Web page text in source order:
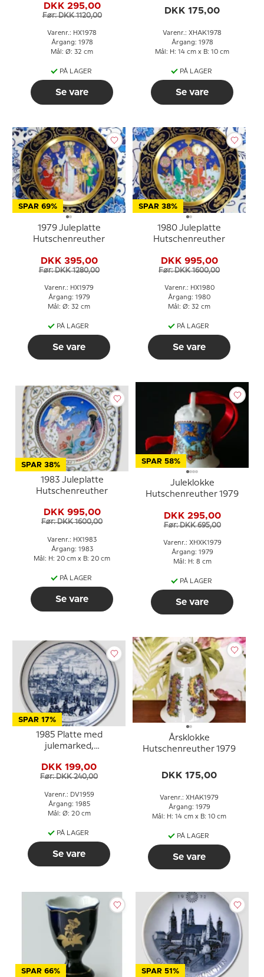
DKK 295,00
Før: DKK 1120,00
Varenr.: HX1978
Årgang: 1978
Mål: Ø: 32 cm
PÅ LAGER
Se vare
DKK 175,00
Varenr.: XHAK1978
Årgang: 1978
Mål: H: 14 cm x B: 10 cm
PÅ LAGER
Se vare
SPAR 69%
1979 Juleplatte
Hutschenreuther
DKK 395,00
Før: DKK 1280,00
Varenr.: HX1979
Årgang: 1979
Mål: Ø: 32 cm
PÅ LAGER
Se vare
SPAR 38%
1980 Juleplatte
Hutschenreuther
DKK 995,00
Før: DKK 1600,00
Varenr.: HX1980
Årgang: 1980
Mål: Ø: 32 cm
PÅ LAGER
Se vare
SPAR 38%
1983 Juleplatte
Hutschenreuther
DKK 995,00
Før: DKK 1600,00
Varenr.: HX1983
Årgang: 1983
Mål: H: 20 cm x B: 20 cm
PÅ LAGER
Se vare
SPAR 58%
Juleklokke
Hutschenreuther 1979
DKK 295,00
Før: DKK 695,00
Varenr.: XHXK1979
Årgang: 1979
Mål: H: 8 cm
PÅ LAGER
Se vare
SPAR 17%
1985 Platte med
julemarked,
DKK 199,00
Før: DKK 240,00
Varenr.: DV1959
Årgang: 1985
Mål: Ø: 20 cm
PÅ LAGER
Se vare
Årsklokke
Hutschenreuther 1979
DKK 175,00
Varenr.: XHAK1979
Årgang: 1979
Mål: H: 14 cm x B: 10 cm
PÅ LAGER
Se vare
SPAR 66% SPAR 51%